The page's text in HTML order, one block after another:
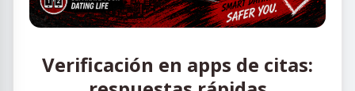
Verificación en apps de citas: